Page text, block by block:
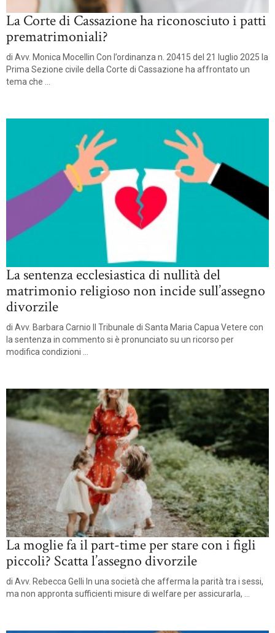
La Corte di Cassazione ha riconosciuto i patti
prematrimoniali?
di Avv. Monica Mocellin Con l’ordinanza n. 20415 del 21 luglio 2025 la
Prima Sezione civile della Corte di Cassazione ha affrontato un
tema che ...
La sentenza ecclesiastica di nullità del
matrimonio religioso non incide sull’assegno
divorzile
di Avv. Barbara Carnio Il Tribunale di Santa Maria Capua Vetere con
la sentenza in commento si è pronunciato su un ricorso per
modifica condizioni ...
La moglie fa il part-time per stare con i figli
piccoli? Scatta l’assegno divorzile
di Avv. Rebecca Gelli In una società che afferma la parità tra i sessi,
ma non appronta sufficienti misure di welfare per assicurarla, ...